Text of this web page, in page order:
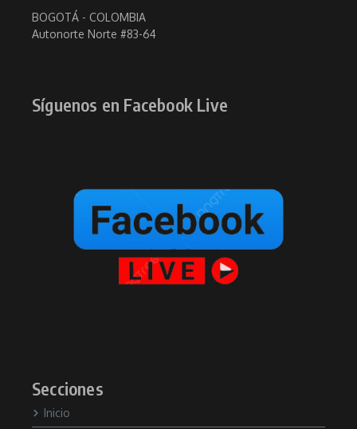
BOGOTÁ - COLOMBIA
Autonorte Norte #83-64
Síguenos en Facebook Live
Secciones
Inicio